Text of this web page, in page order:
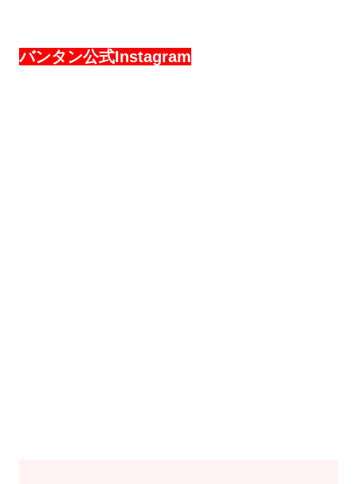
バンタン公式Instagram